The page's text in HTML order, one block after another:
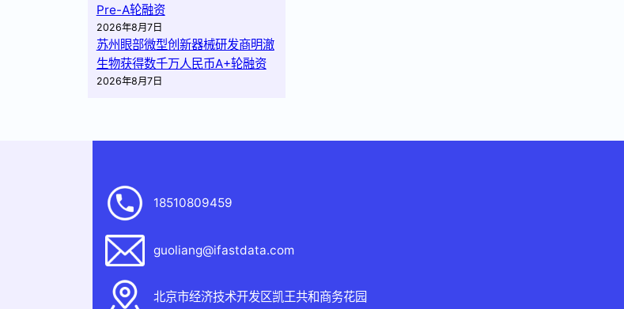
Pre-A轮融资
2026年8月7日
苏州眼部微型创新器械研发商明澈
生物获得数千万人民币A+轮融资
2026年8月7日
18510809459
guoliang@ifastdata.com
北京市经济技术开发区凯王共和商务花园